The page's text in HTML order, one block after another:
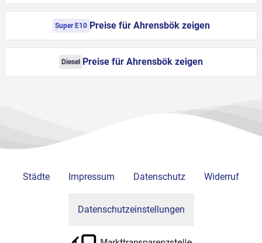
Super E10 Preise für Ahrensbök zeigen
Diesel Preise für Ahrensbök zeigen
Städte Impressum Datenschutz Widerruf
Datenschutzeinstellungen